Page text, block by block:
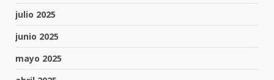
julio 2025
junio 2025
mayo 2025